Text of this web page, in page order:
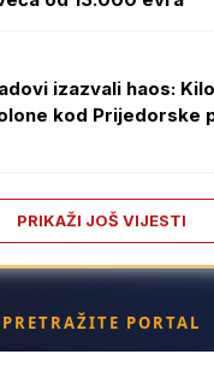
izazvali haos:
kod Prijedorske
PRIKAŽI JOŠ VIJESTI
PRETRAŽITE PORTAL